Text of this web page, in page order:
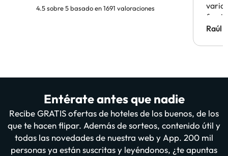
4.5 sobre 5 basado en 1691 valoraciones
Hotel
Raúl
Entérate antes que nadie
Recibe GRATIS ofertas de hoteles de los buenos, de los
que te hacen flipar. Además de sorteos, contenido útil y
todas las novedades de nuestra web y App. 200 mil
personas ya están suscritas y leyéndonos, ¿te apuntas